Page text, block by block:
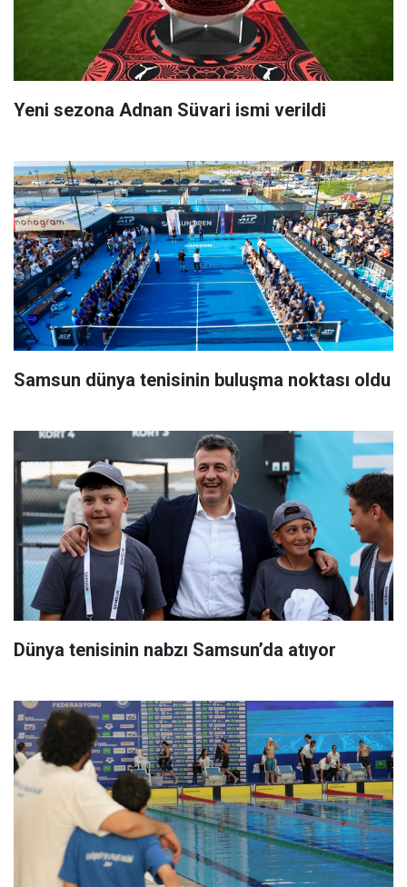
Yeni sezona Adnan Süvari ismi verildi
Samsun dünya tenisinin buluşma noktası oldu
Dünya tenisinin nabzı Samsun’da atıyor